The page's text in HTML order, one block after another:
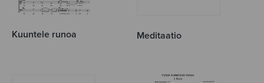
Kuuntele runoa Meditaatio